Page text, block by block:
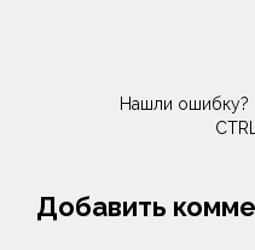
Нашли ошибку?
Добавить